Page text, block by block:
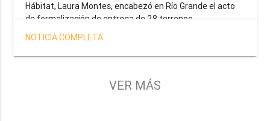
Hábitat, Laura Montes, encabezó en Río Grande el acto
de formalización de entrega de 28 terrenos
correspondientes a la operatoria especial anunciada por
el Gobernador Gustavo Melella, la cual tiene como
objetivo brindar una solución habitacional a docentes,
Provincia y del Servicio Penitenciario.
NOTICIA COMPLETA
VER MÁS